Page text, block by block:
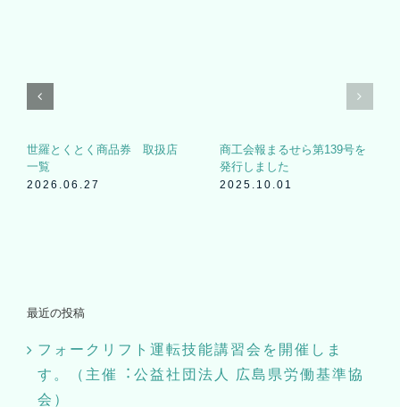
世羅とくとく商
について
世羅とくとく商品券発売につ
世羅とく
最近の投稿
フォークリフト運転技能講習会を開催しま
す。（主催︓公益社団法⼈ 広島県労働基準協
会）